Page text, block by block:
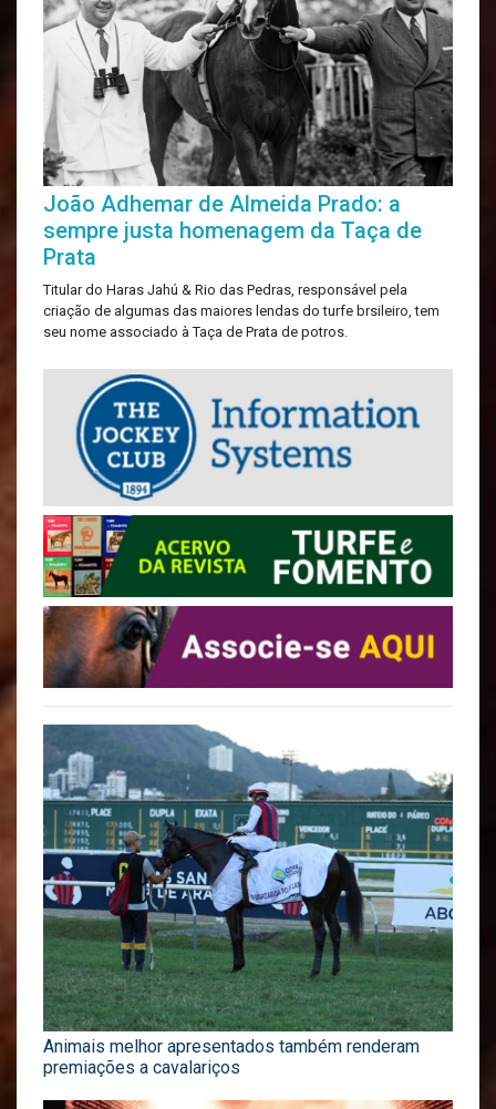
João Adhemar de Almeida Prado: a
sempre justa homenagem da Taça de
Prata
Titular do Haras Jahú & Rio das Pedras, responsável pela
criação de algumas das maiores lendas do turfe brsileiro, tem
seu nome associado à Taça de Prata de potros.
Animais melhor apresentados também renderam
premiações a cavalariços